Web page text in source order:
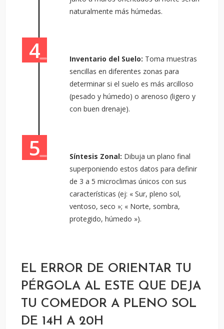
naturalmente más húmedas.
Inventario del Suelo: Toma muestras
sencillas en diferentes zonas para
determinar si el suelo es más arcilloso
(pesado y húmedo) o arenoso (ligero y
con buen drenaje).
Síntesis Zonal: Dibuja un plano final
superponiendo estos datos para definir
de 3 a 5 microclimas únicos con sus
características (ej: « Sur, pleno sol,
ventoso, seco »; « Norte, sombra,
protegido, húmedo »).
EL ERROR DE ORIENTAR TU
PÉRGOLA AL ESTE QUE DEJA
TU COMEDOR A PLENO SOL
DE 14H A 20H